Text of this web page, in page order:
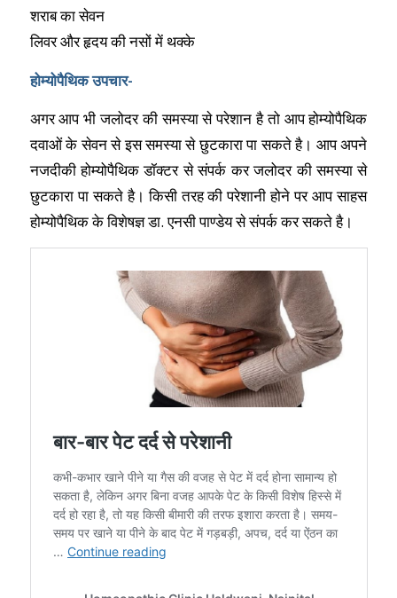
शराब का सेवन
लिवर और हृदय की नसों में थक्के
होम्योपैथिक उपचार-
अगर आप भी जलोदर की समस्या से परेशान है तो आप होम्योपैथिक
दवाओं के सेवन से इस समस्या से छुटकारा पा सकते है। आप अपने
नजदीकी होम्योपैथिक डॉक्टर से संपर्क कर जलोदर की समस्या से
छुटकारा पा सकते है। किसी तरह की परेशानी होने पर आप साहस
होम्योपैथिक के विशेषज्ञ डा. एनसी पाण्डेय से संपर्क कर सकते है।